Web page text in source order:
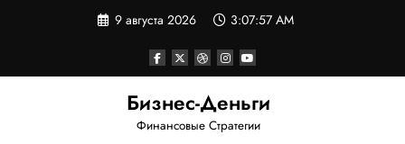
9 августа 2026 3:07:57 AM
Бизнес-Деньги
Финансовые Стратегии